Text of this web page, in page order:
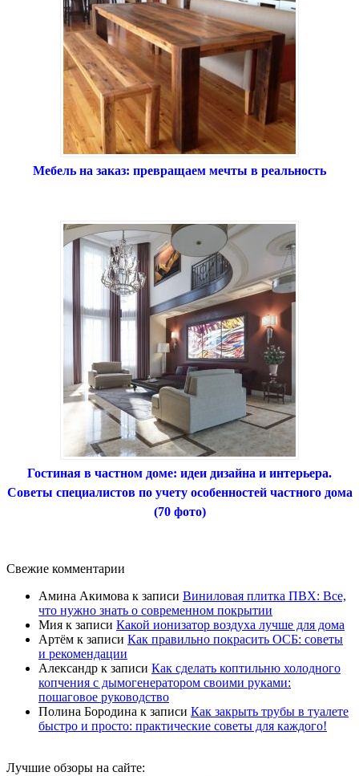
Мебель на заказ: превращаем мечты в реальность
Гостиная в частном доме: идеи дизайна и интерьера.
Советы специалистов по учету особенностей частного дома
(70 фото)
Свежие комментарии
Амина Акимова к записи Виниловая плитка ПВХ: Все,
что нужно знать о современном покрытии
Мия к записи Какой ионизатор воздуха лучше для дома
Артём к записи Как правильно покрасить ОСБ: советы
и рекомендации
Александр к записи Как сделать коптильню холодного
копчения с дымогенератором своими руками:
пошаговое руководство
Полина Бородина к записи Как закрыть трубы в туалете
быстро и просто: практические советы для каждого!
Лучшие обзоры на сайте: